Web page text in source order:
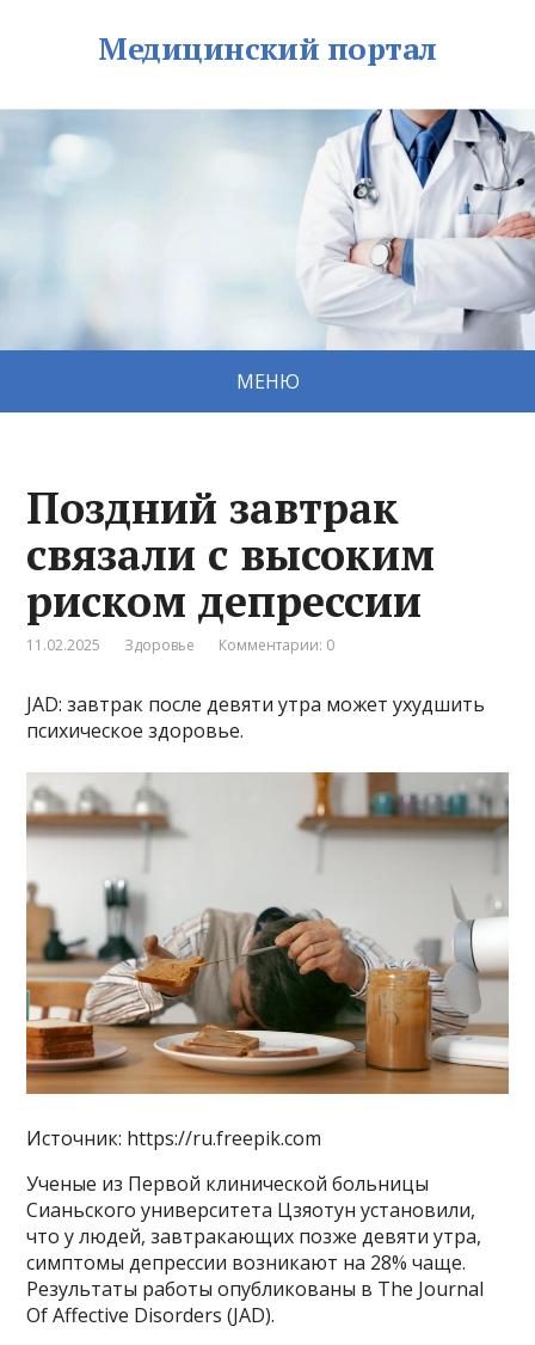
Медицинский портал
МЕНЮ
Поздний завтрак
связали с высоким
риском депрессии
11.02.2025 Здоровье Комментарии: 0
JAD: завтрак после девяти утра может ухудшить
психическое здоровье.
Источник: https://ru.freepik.com
Ученые из Первой клинической больницы
Сианьского университета Цзяотун установили,
что у людей, завтракающих позже девяти утра,
симптомы депрессии возникают на 28% чаще.
Результаты работы опубликованы в The Journal
Of Affective Disorders (JAD).